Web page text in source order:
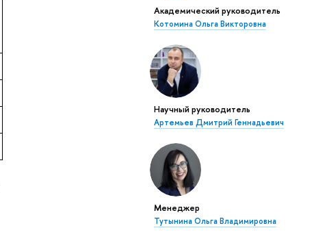
Академический руководитель
Котомина Ольга Викторовна
Научный руководитель
Артемьев Дмитрий Геннадьевич
Менеджер
Тутынина Ольга Владимировна